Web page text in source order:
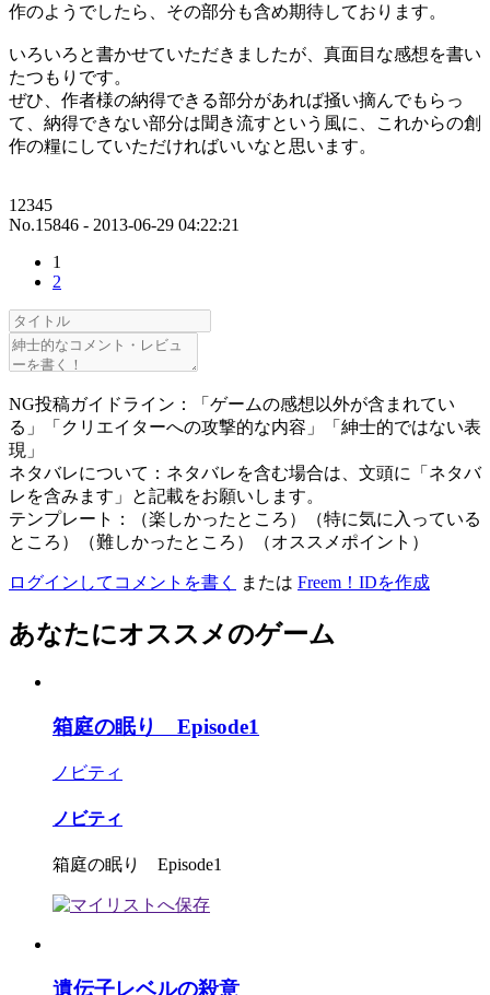
作のようでしたら、その部分も含め期待しております。
いろいろと書かせていただきましたが、真面目な感想を書い
たつもりです。
ぜひ、作者様の納得できる部分があれば掻い摘んでもらっ
て、納得できない部分は聞き流すという風に、これからの創
作の糧にしていただければいいなと思います。
12345
No.15846 - 2013-06-29 04:22:21
1
2
NG投稿ガイドライン：「ゲームの感想以外が含まれてい
る」「クリエイターへの攻撃的な内容」「紳士的ではない表
現」
ネタバレについて：ネタバレを含む場合は、文頭に「ネタバ
レを含みます」と記載をお願いします。
テンプレート：（楽しかったところ）（特に気に入っている
ところ）（難しかったところ）（オススメポイント）
ログインしてコメントを書く または Freem！IDを作成
あなたにオススメのゲーム
箱庭の眠り Episode1
ノビティ
ノビティ
箱庭の眠り Episode1
遺伝子レベルの殺意